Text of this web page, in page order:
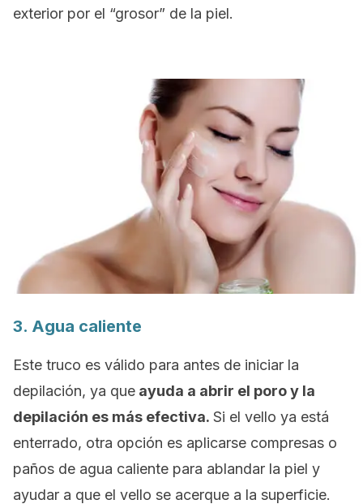
exterior por el “grosor” de la piel.
3. Agua caliente
Este truco es válido para antes de iniciar la
depilación, ya que ayuda a abrir el poro y la
depilación es más efectiva. Si el vello ya está
enterrado, otra opción es aplicarse compresas o
paños de agua caliente para ablandar la piel y
ayudar a que el vello se acerque a la superficie.